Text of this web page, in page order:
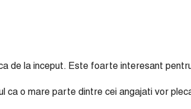
de la inceput. Este foarte interesant
ca o mare parte dintre cei angajati vor